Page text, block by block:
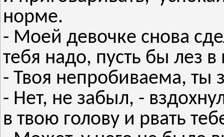
норме.
- Моей девочке снова
тебя надо, пусть бы лез
- Твоя непробиваема, ты
- Нет, не забыл, -
в твою голову и рвать